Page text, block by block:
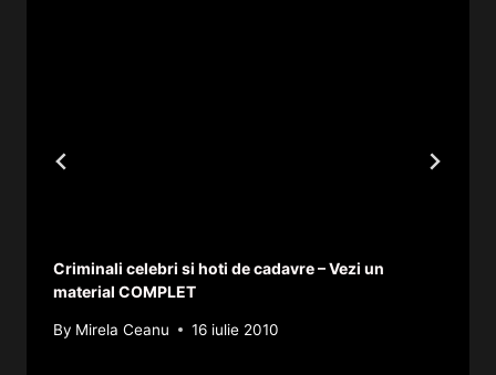
Criminali celebri si hoti de cadavre – Vezi un
material COMPLET
By Mirela Ceanu 16 iulie 2010